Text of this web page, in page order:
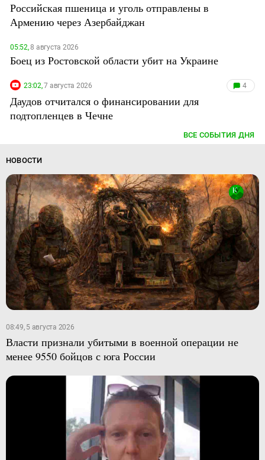
Российская пшеница и уголь отправлены в
Армению через Азербайджан
05:52,8 августа 2026
Боец из Ростовской области убит на Украине
23:02,7 августа 2026 4
Даудов отчитался о финансировании для
подтопленцев в Чечне
ВСЕ СОБЫТИЯ ДНЯ
НОВОСТИ
08:49, 5 августа 2026
Власти признали убитыми в военной операции не
менее 9550 бойцов с юга России